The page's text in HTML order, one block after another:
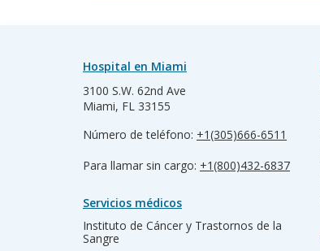
Hospital en Miami
3100 S.W. 62nd Ave
Miami, FL 33155
Número de teléfono: +1(305)666-6511
Para llamar sin cargo: +1(800)432-6837
Servicios médicos
Instituto de Cáncer y Trastornos de la
Sangre